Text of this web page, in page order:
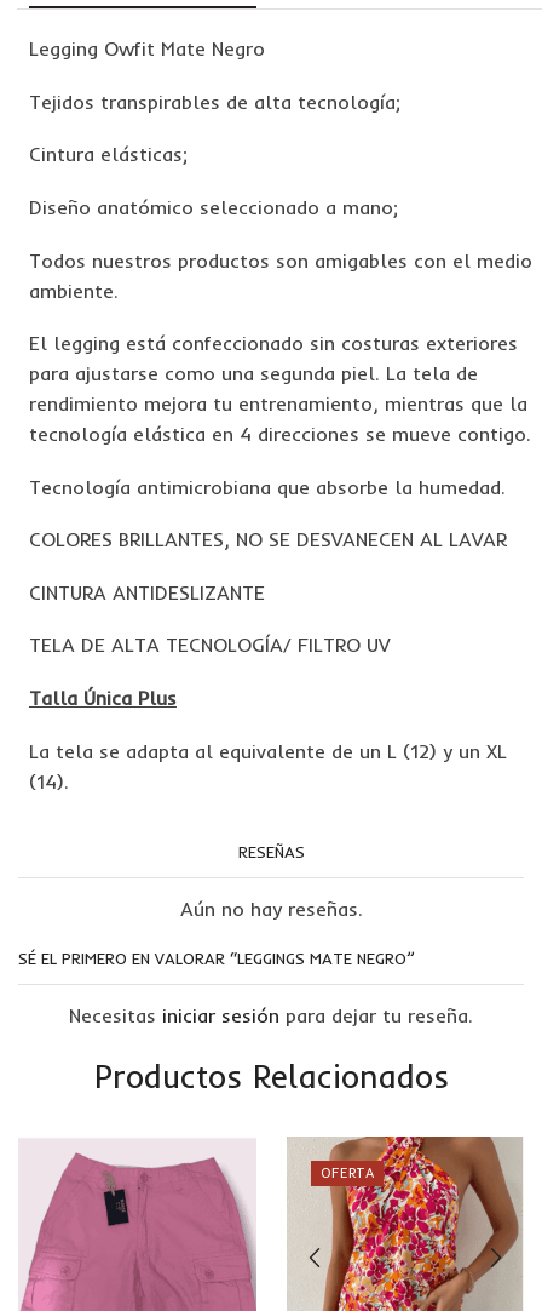
Legging Owfit Mate Negro
Tejidos transpirables de alta tecnología;
Cintura elásticas;
Diseño anatómico seleccionado a mano;
Todos nuestros productos son amigables con el medio
ambiente.
El legging está confeccionado sin costuras exteriores
para ajustarse como una segunda piel. La tela de
rendimiento mejora tu entrenamiento, mientras que la
tecnología elástica en 4 direcciones se mueve contigo.
Tecnología antimicrobiana que absorbe la humedad.
COLORES BRILLANTES, NO SE DESVANECEN AL LAVAR
CINTURA ANTIDESLIZANTE
TELA DE ALTA TECNOLOGÍA/ FILTRO UV
Talla Única Plus
La tela se adapta al equivalente de un L (12) y un XL
(14).
RESEÑAS
Aún no hay reseñas.
SÉ EL PRIMERO EN VALORAR “LEGGINGS MATE NEGRO”
Necesitas iniciar sesión para dejar tu reseña.
Productos Relacionados
OFERTA